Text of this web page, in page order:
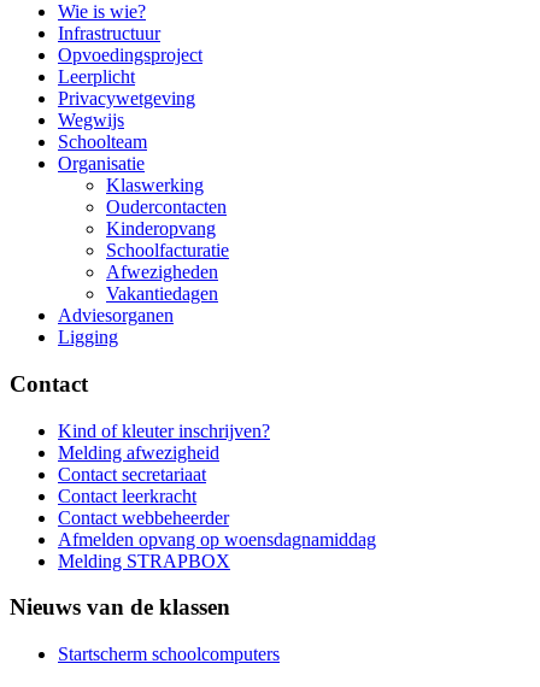
Wie is wie?
Infrastructuur
Opvoedingsproject
Leerplicht
Privacywetgeving
Wegwijs
Schoolteam
Organisatie
Klaswerking
Oudercontacten
Kinderopvang
Schoolfacturatie
Afwezigheden
Vakantiedagen
Adviesorganen
Ligging
Contact
Kind of kleuter inschrijven?
Melding afwezigheid
Contact secretariaat
Contact leerkracht
Contact webbeheerder
Afmelden opvang op woensdagnamiddag
Melding STRAPBOX
Nieuws van de klassen
Startscherm schoolcomputers